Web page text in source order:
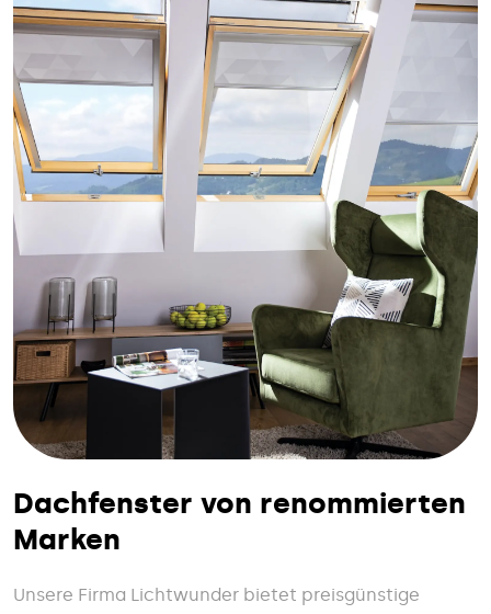
Dachfenster von renommierten
Marken
Unsere Firma Lichtwunder bietet preisgünstige